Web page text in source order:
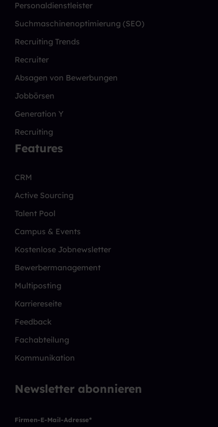
Personaldienstleister
Suchmaschinenoptimierung (SEO)
Recruiting Trends
Recruiter
Absagen von Bewerbungen
Jobbörsen
Generation Y
Recruiting
Features
CRM
Active Sourcing
Talent Pool
Campus & Events
Kostenlose Jobnewsletter
Bewerbermanagement
Multiposting
Karriereseite
Feedback
Fachabteilung
Kommunikation
Newsletter abonnieren
Firmen-E-Mail-Adresse*